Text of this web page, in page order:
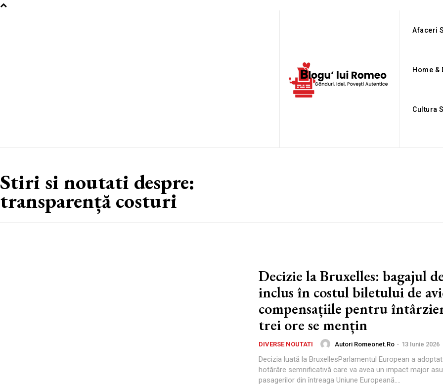
Afaceri
Home &
Cultura
Stiri si noutati despre:
transparență costuri
Decizie la Bruxelles: bagajul
inclus în costul biletului de
compensațiile pentru
trei ore se mențin
DIVERSE NOUTATI Autori Romeonet.ro - 13 Iunie 2026
Decizia luată la BruxellesParlamentul European a
hotărâre semnificativă care va avea un impact major
pasagerilor din întreaga Uniune Europeană....